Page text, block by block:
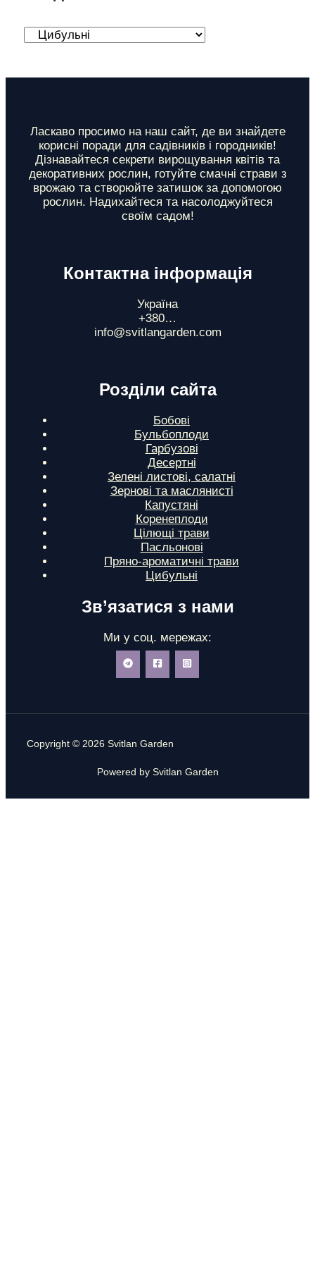
з
и
Ласкаво просимо на наш сайт, де ви знайдете
корисні поради для садівників і городників!
Дізнавайтеся секрети вирощування квітів та
декоративних рослин, готуйте смачні страви з
врожаю та створюйте затишок за допомогою
рослин. Надихайтеся та насолоджуйтеся
своїм садом!
Контактна інформація
Україна
+380…
info@svitlangarden.com
Розділи сайта
Бобові
Бульбоплоди
Гарбузові
Десертні
Зелені листові, салатні
Зернові та маслянисті
Капустяні
Коренеплоди
Цілющі трави
Пасльонові
Пряно-ароматичні трави
Цибульні
Зв’язатися з нами
Ми у соц. мережах:
Copyright © 2026 Svitlan Garden
Powered by Svitlan Garden